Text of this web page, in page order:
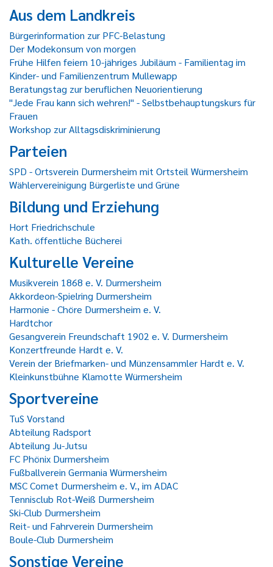
Aus dem Landkreis
Bürgerinformation zur PFC-Belastung
Der Modekonsum von morgen
Frühe Hilfen feiern 10-jähriges Jubiläum - Familientag im
Kinder- und Familienzentrum Mullewapp
Beratungstag zur beruflichen Neuorientierung
"Jede Frau kann sich wehren!" - Selbstbehauptungskurs für
Frauen
Workshop zur Alltagsdiskriminierung
Parteien
SPD - Ortsverein Durmersheim mit Ortsteil Würmersheim
Wählervereinigung Bürgerliste und Grüne
Bildung und Erziehung
Hort Friedrichschule
Kath. öffentliche Bücherei
Kulturelle Vereine
Musikverein 1868 e. V. Durmersheim
Akkordeon-Spielring Durmersheim
Harmonie - Chöre Durmersheim e. V.
Hardtchor
Gesangverein Freundschaft 1902 e. V. Durmersheim
Konzertfreunde Hardt e. V.
Verein der Briefmarken- und Münzensammler Hardt e. V.
Kleinkunstbühne Klamotte Würmersheim
Sportvereine
TuS Vorstand
Abteilung Radsport
Abteilung Ju-Jutsu
FC Phönix Durmersheim
Fußballverein Germania Würmersheim
MSC Comet Durmersheim e. V., im ADAC
Tennisclub Rot-Weiß Durmersheim
Ski-Club Durmersheim
Reit- und Fahrverein Durmersheim
Boule-Club Durmersheim
Sonstige Vereine